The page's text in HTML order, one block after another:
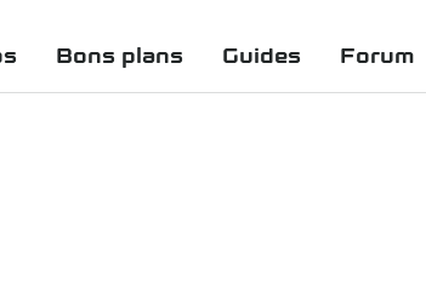
Bons plans Guides Forum